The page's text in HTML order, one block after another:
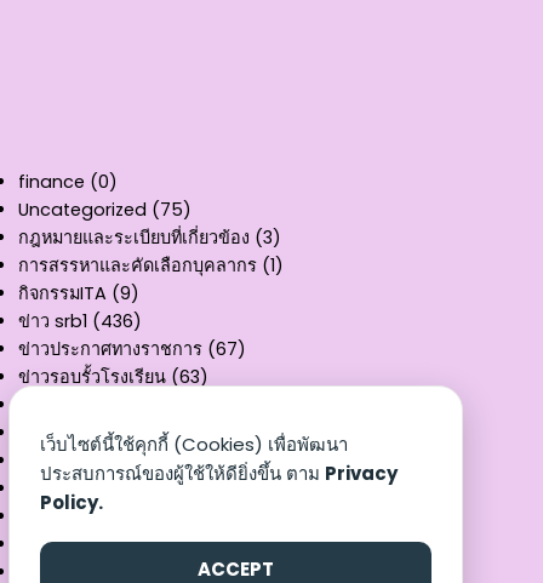
finance (0)
Uncategorized (75)
กฎหมายและระเบียบที่เกี่ยวข้อง (3)
การสรรหาและคัดเลือกบุคลากร (1)
กิจกรรมITA (9)
ข่าว srb1 (436)
ข่าวประกาศทางราชการ (67)
ข่าวรอบรั้วโรงเรียน (63)
ผลงานวิชาการ(3)
รายงานงบทดลอง
(32)
สรุปผลการเบิกจ่าย(8)
หนังสือราชการ
เอกสารเผยแพร่(25)
เว็บไซต์นี้ใช้คุกกี้ (Cookies) เพื่อพัฒนา
ประสบการณ์ของผู้ใช้ให้ดียิ่งขึ้น ตาม Privacy
Policy.
ACCEPT